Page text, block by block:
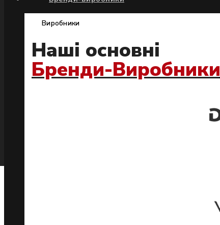
Виробники
Наші основні
Бренди-Виробники